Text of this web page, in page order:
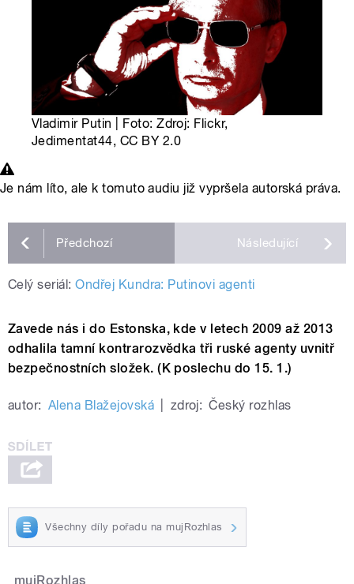
Vladimir Putin | Foto: Zdroj: Flickr,
Jedimentat44, CC BY 2.0
Je nám líto, ale k tomuto audiu již vypršela autorská práva.
Předchozí Následující
Celý seriál: Ondřej Kundra: Putinovi agenti
Zavede nás i do Estonska, kde v letech 2009 až 2013
odhalila tamní kontrarozvědka tři ruské agenty uvnitř
bezpečnostních složek. (K poslechu do 15. 1.)
autor: Alena Blažejovská zdroj: Český rozhlas
Všechny díly pořadu na mujRozhlas
mujRozhlas